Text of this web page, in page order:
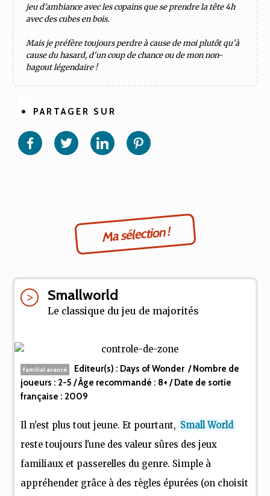
jeu d'ambiance avec les copains que se prendre la tête 4h
avec des cubes en bois.
Mais je préfère toujours perdre à cause de moi plutôt qu'à
cause du hasard, d'un coup de chance ou de mon non-
bagout légendaire !
PARTAGER SUR
Partager
sur
Partager
sur sur
Ma sélection !
Smallworld
Le classique du jeu de majorités
familial avancé Editeur(s) : Days of Wonder / Nombre de
joueurs : 2-5 / Âge recommandé : 8+ / Date de sortie
française : 2009
Il n'est plus tout jeune. Et pourtant, Small World
reste toujours l'une des valeur sûres des jeux
familiaux et passerelles du genre. Simple à
appréhender grâce à des règles épurées (on choisit